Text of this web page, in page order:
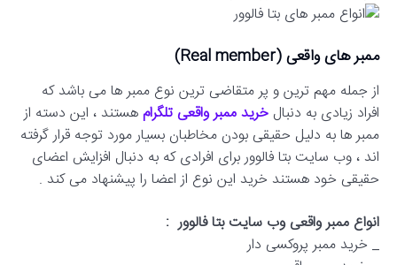
ممبر های واقعی (Real member)
از جمله مهم ترین و پر متقاضی ترین نوع ممبر ها می باشد که
افراد زیادی به دنبال خرید ممبر واقعی تلگرامهستند ، این دسته از
ممبر ها به دلیل حقیقی بودن مخاطبان بسیار مورد توجه قرار گرفته
اند ، وب سایت بتا فالوور برای افرادی که به دنبال افزایش اعضای
حقیقی خود هستند خرید این نوع از اعضا را پیشنهاد می کند .
انواع ممبر واقعی وب سایت بتا فالوور :
_ خرید ممبر پروکسی دار